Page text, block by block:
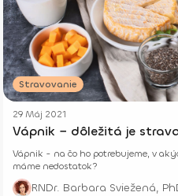
Stravovanie
29 Máj 2021
Vápnik − dôležitá je
Vápnik - na čo ho potrebujeme, v
máme nedostatok?
RNDr. Barbara Sviežená,